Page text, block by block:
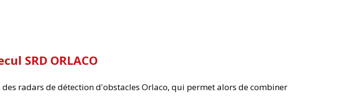
SRD ORLACO
radars de détection d'obstacles Orlaco, qui permet alors de combiner